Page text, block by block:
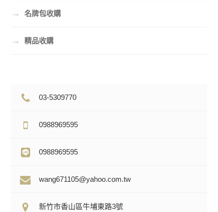
→ 名牌包收購
→ 精品收購
03-5309770
0988969595
0988969595
wang671105@yahoo.com.tw
新竹市香山區牛埔東路3號